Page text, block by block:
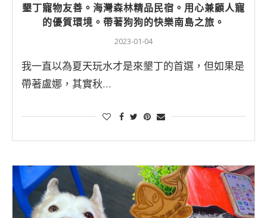
墾丁寵物友善。海灣森林精品民宿。用心兼顧人寵
的優質環境。帶著狗狗的快樂南島之旅。
2023-01-04
我一直以為夏天玩水才是來墾丁的首選，但如果是
帶著盧娜，其實秋…